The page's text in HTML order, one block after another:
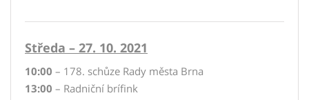
Středa – 27. 10. 2021
10:00 – 178. schůze Rady města Brna
13:00 – Radniční brífink